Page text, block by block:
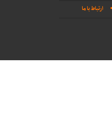
ارتباط با ما